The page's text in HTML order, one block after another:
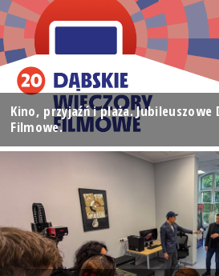
Kino, przyjaźń i plaża. Jubileuszowe
Filmowe.